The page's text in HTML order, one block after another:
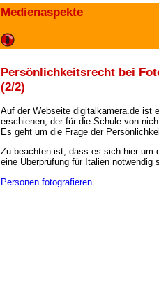
Medienaspekte
Persönlichkeitsrecht bei
(2/2)
Auf der Webseite digitalkamera.de ist
erschienen, der für die Schule von
Es geht um die Frage der
Zu beachten ist, dass es sich hier um
eine Überprüfung für Italien notwendig
Personen fotografieren